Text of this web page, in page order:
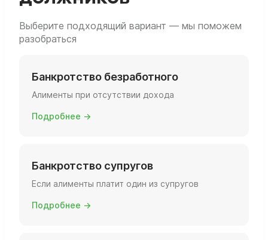
Выберите подходящий вариант — мы поможем
разобраться
Банкротство безработного
Алименты при отсутствии дохода
Подробнее →
Банкротство супругов
Если алименты платит один из супругов
Подробнее →